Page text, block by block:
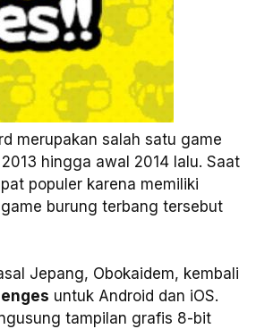
merupakan salah satu game
hingga awal 2014 lalu. Saat
populer karena memiliki
burung terbang tersebut
Jepang, Obokaidem, kembali
untuk Android dan iOS.
tampilan grafis 8-bit